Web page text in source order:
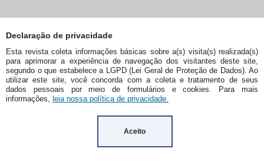
Declaração de privacidade
Esta revista coleta informações básicas sobre a(s) visita(s) realizada(s)
para aprimorar a experiência de navegação dos visitantes deste site,
segundo o que estabelece a LGPD (Lei Geral de Proteção de Dados). Ao
utilizar este site, você concorda com a coleta e tratamento de seus
dados pessoais por meio de formulários e cookies. Para mais
informações, leia nossa política de privacidade.
Aceito